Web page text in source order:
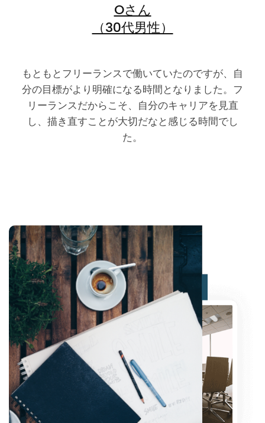
Oさん
（30代男性）
もともとフリーランスで働いていたのですが、自
分の目標がより明確になる時間となりました。フ
リーランスだからこそ、自分のキャリアを見直
し、描き直すことが大切だなと感じる時間でし
た。